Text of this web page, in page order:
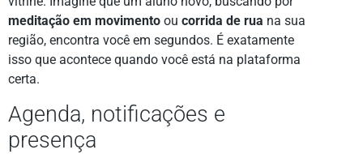
meditação em movimento ou corrida de rua na sua
região, encontra você em segundos. É exatamente
isso que acontece quando você está na plataforma
certa.
Agenda, notificações e
presença